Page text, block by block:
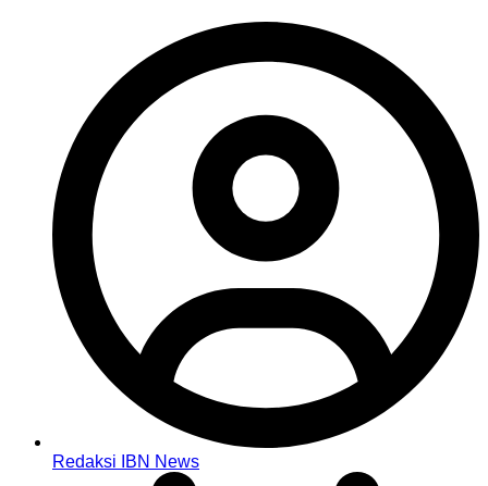
Redaksi IBN News